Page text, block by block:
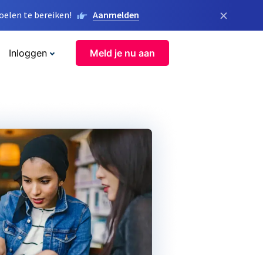
te bereiken! Aanmelden ×
Inloggen Meld je nu aan